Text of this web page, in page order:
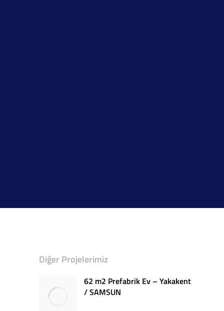
Diğer Projelerimiz
62 m2 Prefabrik Ev – Yakakent
/ SAMSUN